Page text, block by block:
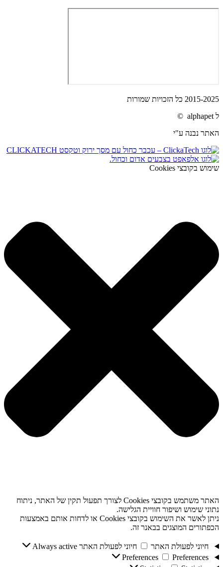
2015-2025 כל הזכויות שמורות
ל alphapet ©
האתר נבנה ע"י
שימוש בקובצי Cookies
האתר משתמש בקובצי Cookies לצורך תפעול תקין של האתר, ניתוח
נתוני שימוש ושיפור חוויית הגלישה.
ניתן לאשר את השימוש בקובצי Cookies או לדחות אותם באמצעות
הכפתורים המוצגים בבאנר זה.
חיוני לפעולת האתר חיוני לפעולת האתר Always active
Preferences
Preferences